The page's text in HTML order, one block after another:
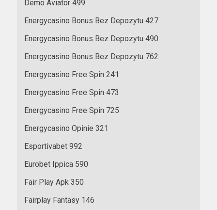
Demo Aviator 499
Energycasino Bonus Bez Depozytu 427
Energycasino Bonus Bez Depozytu 490
Energycasino Bonus Bez Depozytu 762
Energycasino Free Spin 241
Energycasino Free Spin 473
Energycasino Free Spin 725
Energycasino Opinie 321
Esportivabet 992
Eurobet Ippica 590
Fair Play Apk 350
Fairplay Fantasy 146